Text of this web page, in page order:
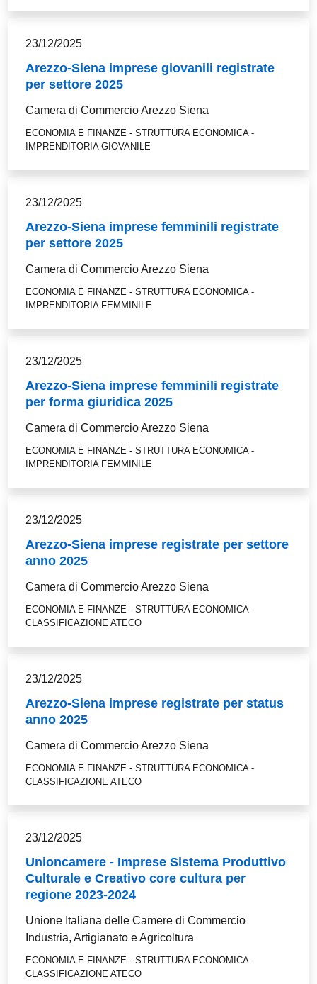
23/12/2025
Arezzo-Siena imprese giovanili registrate
per settore 2025
Camera di Commercio Arezzo Siena
ECONOMIA E FINANZE - STRUTTURA ECONOMICA -
IMPRENDITORIA GIOVANILE
23/12/2025
Arezzo-Siena imprese femminili registrate
per settore 2025
Camera di Commercio Arezzo Siena
ECONOMIA E FINANZE - STRUTTURA ECONOMICA -
IMPRENDITORIA FEMMINILE
23/12/2025
Arezzo-Siena imprese femminili registrate
per forma giuridica 2025
Camera di Commercio Arezzo Siena
ECONOMIA E FINANZE - STRUTTURA ECONOMICA -
IMPRENDITORIA FEMMINILE
23/12/2025
Arezzo-Siena imprese registrate per settore
anno 2025
Camera di Commercio Arezzo Siena
ECONOMIA E FINANZE - STRUTTURA ECONOMICA -
CLASSIFICAZIONE ATECO
23/12/2025
Arezzo-Siena imprese registrate per status
anno 2025
Camera di Commercio Arezzo Siena
ECONOMIA E FINANZE - STRUTTURA ECONOMICA -
CLASSIFICAZIONE ATECO
23/12/2025
Unioncamere - Imprese Sistema Produttivo
Culturale e Creativo core cultura per
regione 2023-2024
Unione Italiana delle Camere di Commercio
Industria, Artigianato e Agricoltura
ECONOMIA E FINANZE - STRUTTURA ECONOMICA -
CLASSIFICAZIONE ATECO